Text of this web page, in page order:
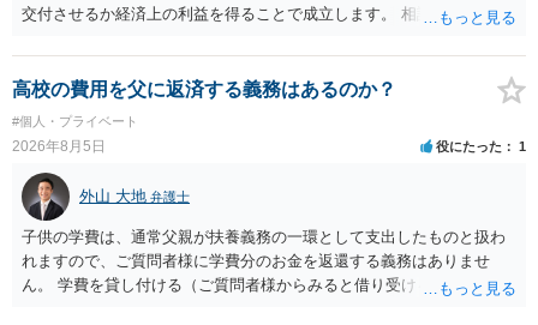
交付させるか経済上の利益を得ることで成立します。 相談者さんは、
ので、詐欺罪の実行行為性が無く罪に問うことはできません。 おそら
く、相手が真実を話せば警察も取り合わないと思いますが、虚偽の内
容を述べた場合は、捜査はあるかもしれません。 ただし、捜査におい
て、真実を説明すれば、「ちゃんと返しなさいよ」程度の注意で済む
ことだと思われます。 また、返せるお金が無いのであれば、返せない
のは致し方ありません。真摯に分割して支払うことを相手に告げてい
くのみでしょう。 以上、ご参考まで。
高校の費用を父に返済する義務はあるのか？
#個人・プライベート
2026年8月5日 役にたった 1
外山 大地 弁護士
子供の学費は、通常父親が扶養義務の一環として支出したものと扱わ
れますので、ご質問者様に学費分のお金を返還する義務はありませ
ん。 学費を貸し付ける（ご質問者様からみると借り受ける）といった